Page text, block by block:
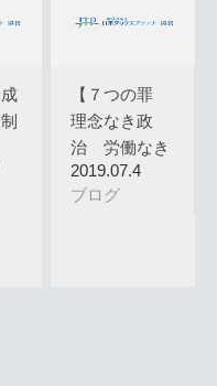
【７つの罪
理念なき政
治 労働なき
富 良心な
き…
2019.07.4
ブログ